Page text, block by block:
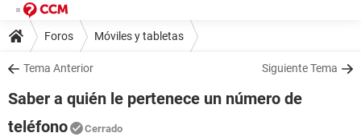
Foros Móviles y tabletas
Tema Anterior Siguiente Tema
Saber a quién le pertenece un número de
teléfono
Cerrado